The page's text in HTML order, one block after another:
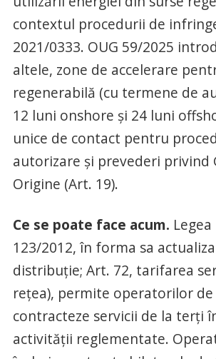
contextul procedurii de
2021/0333. OUG 59/2025
altele, zone de accelerare
regenerabilă (cu termene de
12 luni onshore și 24 luni
unice de contact pentru
autorizare și prevederi privind
Origine (Art. 19).
Ce se poate face acum.
123/2012, în forma sa
distribuție; Art. 72, tarifarea
rețea), permite operatorilor
contracteze servicii de la terți
activității reglementate.